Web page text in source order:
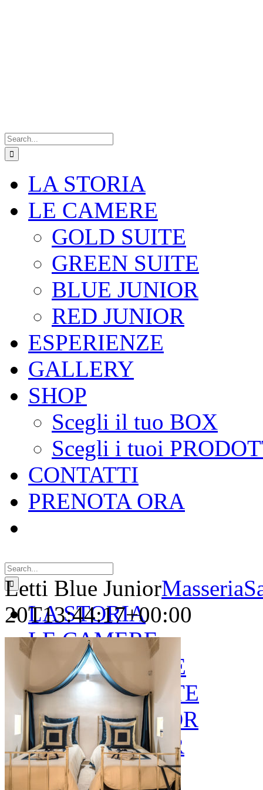
for:
LA STORIA
LE CAMERE
GOLD SUITE
GREEN SUITE
BLUE JUNIOR
RED JUNIOR
ESPERIENZE
GALLERY
SHOP
Scegli il tuo BOX
Scegli i tuoi
CONTATTI
PRENOTA ORA
for:
LA STORIA
LE CAMERE
GOLD SUITE
GREEN SUITE
BLUE JUNIOR
RED JUNIOR
ESPERIENZE
Letti Blue Junior
20T13:44:17+00:00